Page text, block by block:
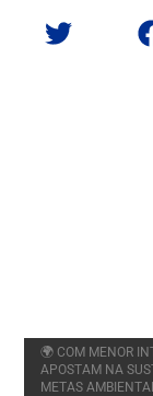
🌍 COM MENOR
APOSTAM NA
METAS